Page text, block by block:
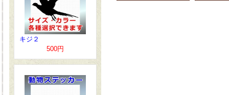
キジ２
500円